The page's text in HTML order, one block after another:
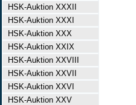
HSK-Auktion XXXII
HSK-Auktion XXXI
HSK-Auktion XXX
HSK-Auktion XXIX
HSK-Auktion XXVIII
HSK-Auktion XXVII
HSK-Auktion XXVI
HSK-Auktion XXV